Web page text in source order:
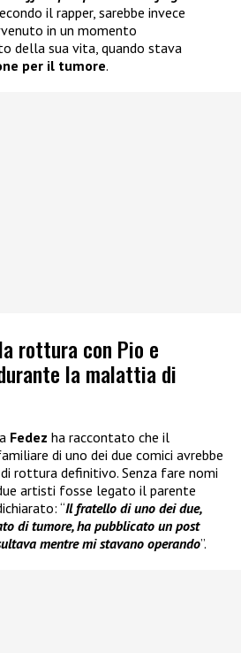
il rapper, sarebbe invece
in un momento
della sua vita, quando stava
per il tumore.
rottura con Pio e
la malattia di
Fedez ha raccontato che il
di uno dei due comici avrebbe
rottura definitivo. Senza fare nomi
artisti fosse legato il parente
“Il fratello di uno dei due,
di tumore, ha pubblicato un post
mentre mi stavano operando”.